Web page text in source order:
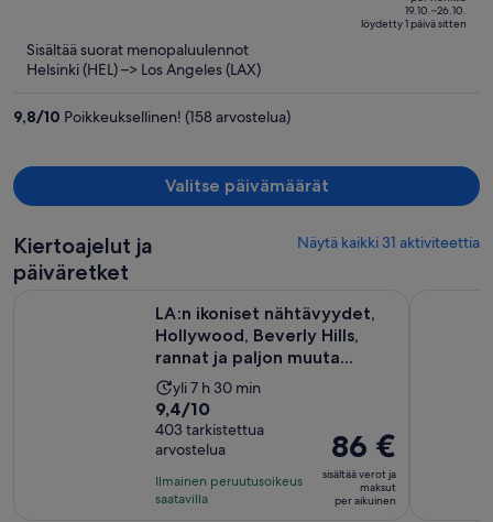
5
hinta
on
19.10.–26.10.
löydetty 1 päivä sitten
Sisältää suorat menopaluulennot
Helsinki (HEL) –> Los Angeles (LAX)
9,8/10 Poikkeuksellinen! (158 arvostelua)
Valitse päivämäärät
Kiertoajelut ja
päiväretket
Näytä kaikki 31 aktiviteettia
LA:n ikoniset nähtävyydet,
Hollywood, Beverly Hills,
rannat ja paljon muuta...
Aktiviteetin
kesto
on
7
tuntia
ja
yli 7 h 30 min
9.4
kautta
10,
403
arvostelua
9,4/10
403 tarkistettua
arvostelua
Ilmainen peruutusoikeus
saatavilla
Hinta
on
86 €
per
86 €
sisältää verot ja
maksut
per aikuinen